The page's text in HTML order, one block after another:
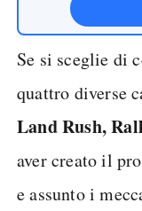
Se si sceglie di
quattro diverse
Land Rush,
aver creato il
e assunto i